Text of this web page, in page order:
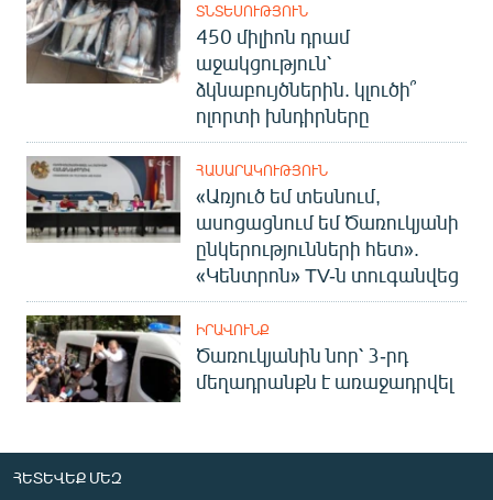
ՏՆՏԵՍՈՒԹՅՈՒՆ
450 միլիոն դրամ
աջակցություն՝
ձկնաբույծներին. կլուծի՞
ոլորտի խնդիրները
ՀԱՍԱՐԱԿՈՒԹՅՈՒՆ
«Առյուծ եմ տեսնում,
ասոցացնում եմ Ծառուկյանի
ընկերությունների հետ».
«Կենտրոն» TV-ն տուգանվեց
ԻՐԱՎՈՒՆՔ
Ծառուկյանին նոր՝ 3-րդ
մեղադրանքն է առաջադրվել
ՀԵՏԵՎԵՔ ՄԵԶ